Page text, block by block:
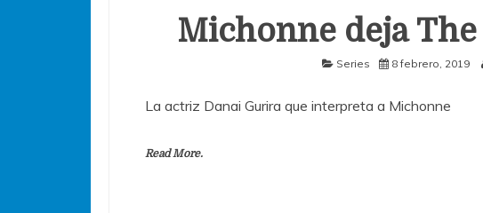
Michonne deja
Series 8 febrero, 2019
La actriz Danai Gurira que interpreta a Michonne
Read More.